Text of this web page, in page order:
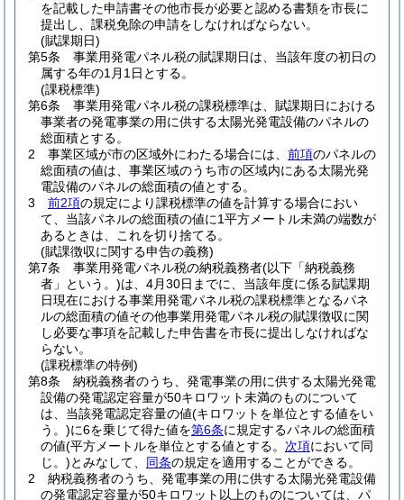
を記載した申請書その他市長が必要と認める書類を市長に
提出し、課税免除の申請をしなければならない。
(賦課期日)
第5条
事業用発電パネル税の賦課期日は、当該年度の初日の
属する年の1月1日とする。
(課税標準)
第6条
事業用発電パネル税の課税標準は、賦課期日における
事業者の発電事業の用に供する太陽光発電設備のパネルの
総面積とする。
2
事業区域が市の区域外にわたる場合には、 前項のパネルの
総面積の値は、事業区域のうち市の区域内にある太陽光発
電設備のパネルの総面積の値とする。
3
前2項の規定により課税標準の値を計算する場合におい
て、当該パネルの総面積の値に1平方メートル未満の端数が
あるときは、これを切り捨てる。
(賦課徴収に関する申告の義務)
第7条
事業用発電パネル税の納税義務者(以下「納税義務
者」という。)は、4月30日までに、当該年度に係る賦課期
日現在における事業用発電パネル税の課税標準となるパネ
ルの総面積の値その他事業用発電パネル税の賦課徴収に関
し必要な事項を記載した申告書を市長に提出しなければな
らない。
(課税標準の特例)
第8条
納税義務者のうち、発電事業の用に供する太陽光発電
設備の発電認定容量が50キロワット未満のものについて
は、当該発電認定容量の値(キロワットを単位とする値をい
う。)に6を乗じて得た値を第6条に規定するパネルの総面積
の値(平方メートルを単位とする値とする。 次項において同
じ。)とみなして、 同条の規定を適用することができる。
2
納税義務者のうち、発電事業の用に供する太陽光発電設備
の発電認定容量が50キロワット以上のものについては、パ